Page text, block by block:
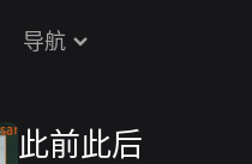
导航
此前此后